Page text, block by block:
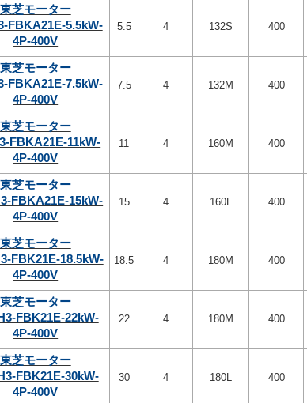
東芝モーター
FBKA21E-5.5kW-
4P-400V
5.5 4 132S 400
東芝モーター
FBKA21E-7.5kW-
4P-400V
7.5 4 132M 400
東芝モーター
FBKA21E-11kW-
4P-400V
11 4 160M 400
東芝モーター
FBKA21E-15kW-
4P-400V
15 4 160L 400
東芝モーター
FBK21E-18.5kW-
4P-400V
18.5 4 180M 400
東芝モーター
FBK21E-22kW-
4P-400V
22 4 180M 400
東芝モーター
FBK21E-30kW-
4P-400V
30 4 180L 400